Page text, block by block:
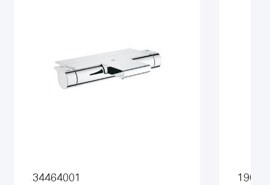
34464001